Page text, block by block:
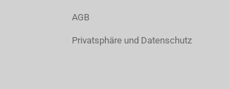
AGB
Privatsphäre und Datenschutz